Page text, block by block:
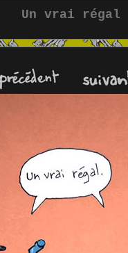
Un vrai régal